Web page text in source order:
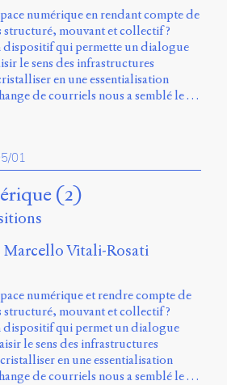
numérique en rendant compte de
structuré, mouvant et collectif ?
qui permette un dialogue
le sens des infrastructures
en une essentialisation
de courriels nous a semblé le …
01
(2)
Marcello Vitali-Rosati
numérique et rendre compte de
structuré, mouvant et collectif ?
dispositif qui permet un dialogue
le sens des infrastructures
en une essentialisation
de courriels nous a semblé le …